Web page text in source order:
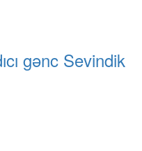
gənc Sevindik